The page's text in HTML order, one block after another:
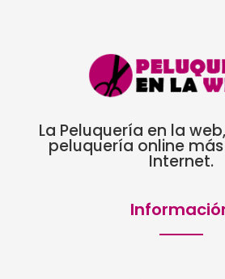
La Peluquería en la
peluquería online
Internet.